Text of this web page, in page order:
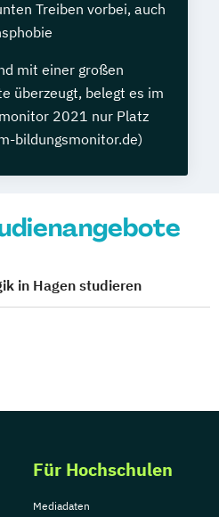
Treiben vorbei, auch
mit einer großen
überzeugt, belegt es im
2021 nur Platz
bildungsmonitor.de)
in Hagen studieren
Für Hochschulen
Mediadaten